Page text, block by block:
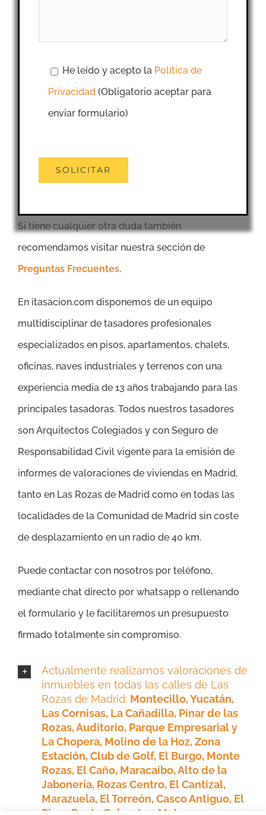
He leído y acepto la Política de
Privacidad (Obligatorio aceptar para
enviar formulario)
Si tiene cualquier otra duda también
recomendamos visitar nuestra sección de
Preguntas Frecuentes.
En itasacion.com disponemos de un equipo
multidisciplinar de tasadores profesionales
especializados en pisos, apartamentos, chalets,
oficinas, naves industriales y terrenos con una
experiencia media de 13 años trabajando para las
principales tasadoras. Todos nuestros tasadores
son Arquitectos Colegiados y con Seguro de
Responsabilidad Civil vigente para la emisión de
informes de valoraciones de viviendas en Madrid,
tanto en Las Rozas de Madrid como en todas las
localidades de la Comunidad de Madrid sin coste
de desplazamiento en un radio de 40 km.
Puede contactar con nosotros por teléfono,
mediante chat directo por whatsapp o rellenando
el formulario y le facilitaremos un presupuesto
firmado totalmente sin compromiso.
Actualmente realizamos valoraciones de
inmuebles en todas las calles de Las
Rozas de Madrid: Montecillo, Yucatán,
Las Cornisas, La Cañadilla, Pinar de las
Rozas, Auditorio, Parque Empresarial y
La Chopera, Molino de la Hoz, Zona
Estación, Club de Golf, El Burgo, Monte
Rozas, El Caño, Maracaibo, Alto de la
Jabonería, Rozas Centro, El Cantizal,
Marazuela, El Torreón, Casco Antiguo, El